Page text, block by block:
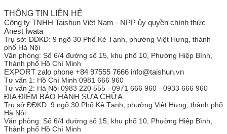
THÔNG TIN LIÊN HỆ
Công ty TNHH Taishun Việt Nam - NPP ủy quyền chính thức
Anest Iwata
Trụ sở: ĐĐKD: 9 ngõ 30 Phố Kẻ Tạnh, phường Việt Hưng, thành
phố Hà Nội
Văn phòng: Số 6/4 đường số 15, khu phố 10, Phường Hiệp Bình,
Thành phố Hồ Chí Minh
EXPORT zalo phone +84 97555 7666 info@taishun.vn
Tư vấn 1: Hồ Chí Minh 0981 666 960
Tư vấn 2: Hà Nội 0983 220 555 - 0971 666 960 - 0933 666 960
ĐỊA ĐIỂM BẢO HÀNH SỬA CHỮA
Trụ sở ĐĐKD: 9 ngõ 30 Phố Kẻ Tạnh, phường Việt Hưng, thành phố
Hà Nội
Văn phòng: Số 6/4 đường số 15, khu phố 10, Phường Hiệp Bình,
Thành phố Hồ Chí Minh